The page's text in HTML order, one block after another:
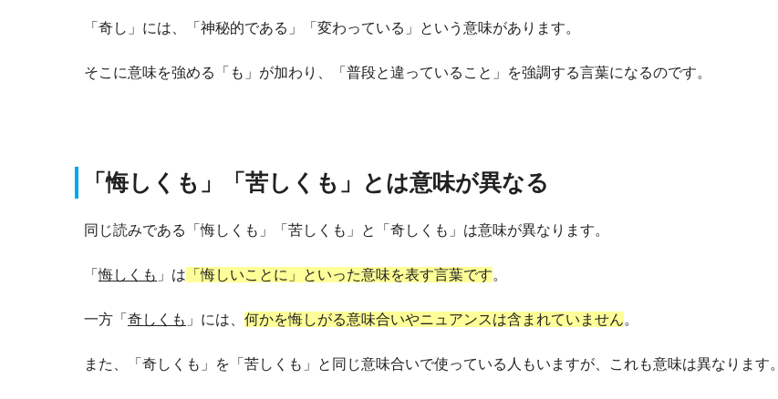
「奇し」には、「神秘的である」「変わっている」という意味があります。
そこに意味を強める「も」が加わり、「普段と違っていること」を強調する言葉になるのです。
「悔しくも」「苦しくも」とは意味が異なる
同じ読みである「悔しくも」「苦しくも」と「奇しくも」は意味が異なります。
「悔しくも 」は 「悔しいことに」といった意味を表す言葉です。
一方「 奇しくも 」には、 何かを悔しがる意味合いやニュアンスは含まれていません。
また、「奇しくも」を「苦しくも」と同じ意味合いで使っている人もいますが、これも意味は異なります。